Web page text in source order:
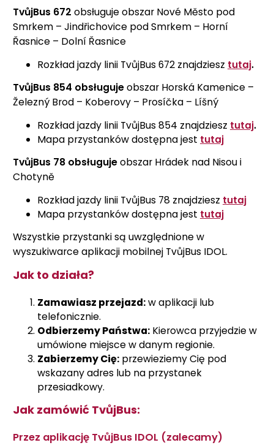
TvůjBus 672 obsługuje obszar Nové Město pod
Smrkem – Jindřichovice pod Smrkem – Horní
Řasnice – Dolní Řasnice
Rozkład jazdy linii TvůjBus 672 znajdziesz tutaj.
TvůjBus 854 obsługujeobszar Horská Kamenice –
Železný Brod – Koberovy – Prosíčka – Líšný
Rozkład jazdy linii TvůjBus 854 znajdziesz tutaj.
Mapa przystanków dostępna jest tutaj
TvůjBus 78 obsługujeobszar Hrádek nad Nisou i
Chotyně
Rozkład jazdy linii TvůjBus 78 znajdziesz tutaj
Mapa przystanków dostępna jest tutaj
Wszystkie przystanki są uwzględnione w
wyszukiwarce aplikacji mobilnej TvůjBus IDOL.
Jak to działa?
Zamawiasz przejazd:w aplikacji lub
telefonicznie.
Odbierzemy Państwa: Kierowca przyjedzie w
umówione miejsce w danym regionie.
Zabierzemy Cię: przewieziemy Cię pod
wskazany adres lub na przystanek
przesiadkowy.
Jak zamówić TvůjBus:
Przez aplikację TvůjBus IDOL (zalecamy)